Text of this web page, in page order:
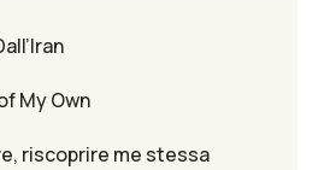
My Own
riscoprire me stessa